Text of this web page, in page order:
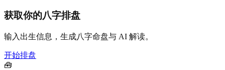
获取你的八字排盘
输入出生信息，生成八字命盘与 AI 解读。
开始排盘
🧰